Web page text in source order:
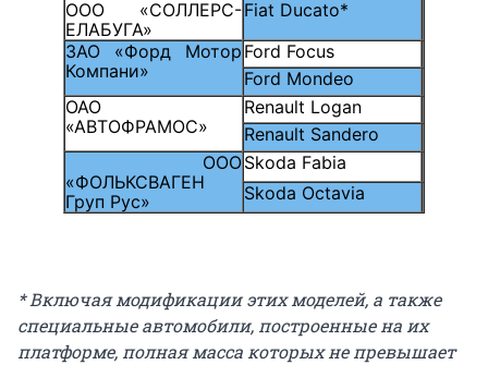
ООО «СОЛЛЕРС-
ЕЛАБУГА»
Fiat Ducato*
ЗАО «Форд Мотор
Компани»
Ford Focus
Ford Mondeo
ОАО
«АВТОФРАМОС»
Renault Logan
Renault Sandero
ООО
«ФОЛЬКСВАГЕН
Груп Рус»
Skoda Fabia
Skoda Octavia
* Включая модификации этих моделей, а также
специальные автомобили, построенные на их
платформе, полная масса которых не превышает